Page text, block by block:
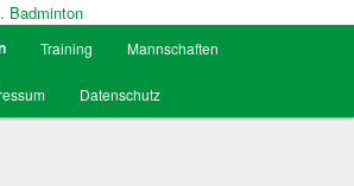
Abt. Badminton
Training Mannschaften
Datenschutz